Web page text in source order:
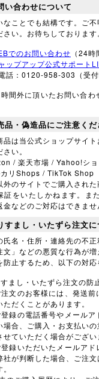
い合わせについて
なことでも結構です。ご
さい。お待ちしております
でのお問い合わせ （24時
ップアップ公式サポート
話：0120-958-303（受付
間外に頂いたお問い合
品・偽造品にご注意くだ
品は当公式ショップサイ
さい。
/ 楽天市場 / Yahoo!シ
リShops / TikTok Shop
外のサイトでご購入され
証をいたしかねます。ま
金などのご対応はできませ
すまし・いたずら注文に
氏名・住所・連絡先の不
文」などの悪質な行為が
防止するため、以下の対応
まし・いたずら注文の防
文のお客様には、発送
ただくことがあります。
録の電話番号やメール
場合、ご購入・お支払い
せていただく場合がござい
録いただいたメールア
社が判断した場合、ご注